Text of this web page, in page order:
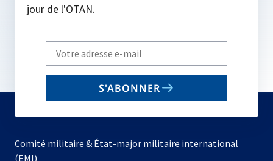
jour de l'OTAN.
Write
your
email
S'ABONNER
Comité militaire & État-major militaire international
(EMI)